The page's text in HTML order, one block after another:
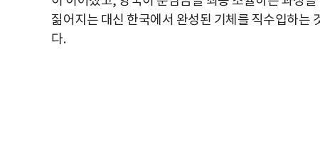
짊어지는 대신 한국에서 완성된 기체를 직수입하는
다.